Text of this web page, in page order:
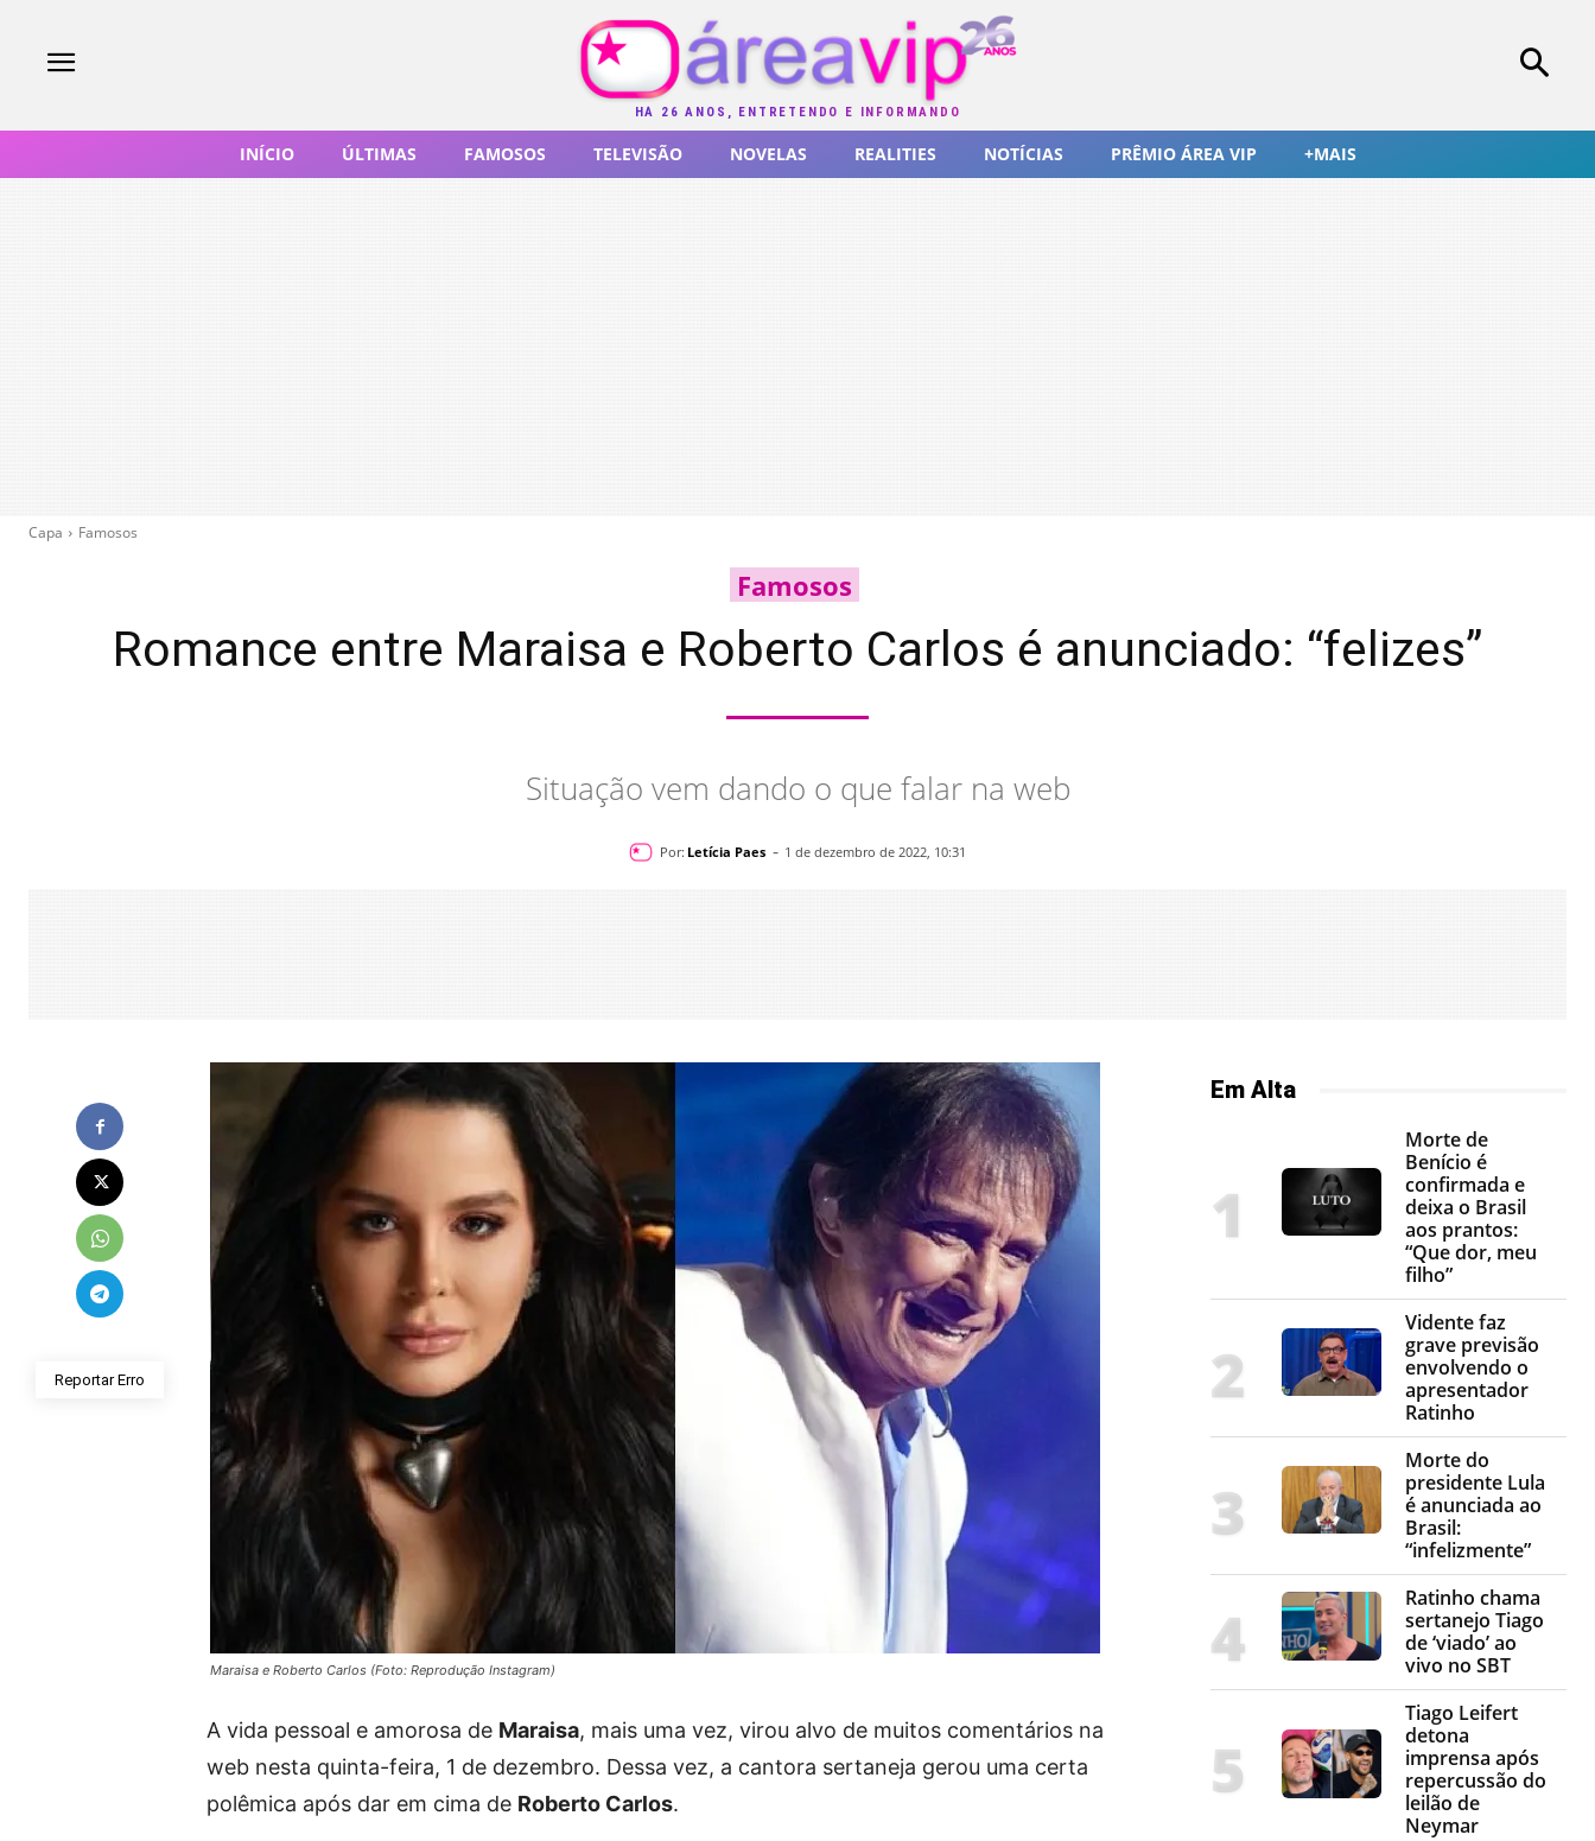
HÁ 26 ANOS, ENTRETENDO E INFORMANDO
INÍCIO ÚLTIMAS FAMOSOS TELEVISÃO NOVELAS REALITIES NOTÍCIAS PRÊMIO ÁREA VIP +MAIS
Capa Famosos
Famosos
Romance entre Maraisa e Roberto Carlos é anunciado: “felizes”
Situação vem dando o que falar na web
Por: Letícia Paes - 1 de dezembro de 2022, 10:31
Reportar Erro
Maraisa e Roberto Carlos (Foto: Reprodução Instagram)
A vida pessoal e amorosa de Maraisa, mais uma vez, virou alvo de muitos comentários na
web nesta quinta-feira, 1 de dezembro. Dessa vez, a cantora sertaneja gerou uma certa
polêmica após dar em cima de Roberto Carlos.
Em Alta
Morte de
Benício é
confirmada e
deixa o Brasil
aos prantos:
“Que dor, meu
filho”
Vidente faz
grave previsão
envolvendo o
apresentador
Ratinho
Morte do
presidente Lula
é anunciada ao
Brasil:
“infelizmente”
Ratinho chama
sertanejo Tiago
de ‘viado’ ao
vivo no SBT
Tiago Leifert
detona
imprensa após
repercussão do
leilão de
Neymar